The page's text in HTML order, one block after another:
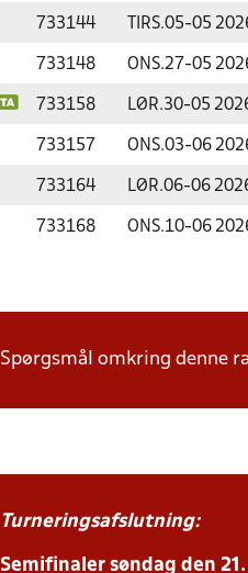
733144 TIRS.05-05
733148 ONS.27-05
733158 LØR.30-05
733157 ONS.03-06
733164 LØR.06-06
733168 ONS.10-06
Spørgsmål omkring denne
Turneringsafslutning:
Semifinaler søndag den